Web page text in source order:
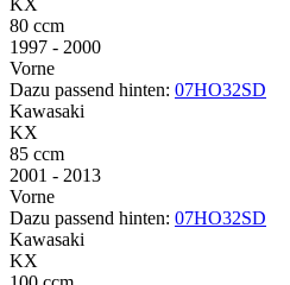
80 ccm
1997 - 2000
Vorne
Dazu passend hinten: 07HO32SD
Kawasaki
KX
85 ccm
2001 - 2013
Vorne
Dazu passend hinten: 07HO32SD
Kawasaki
KX